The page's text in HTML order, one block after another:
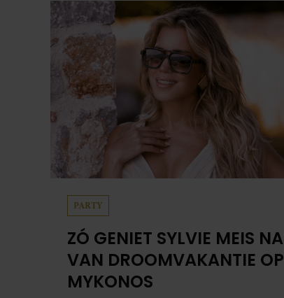
PARTY
ZÓ GENIET SYLVIE MEIS NA
VAN DROOMVAKANTIE OP
MYKONOS